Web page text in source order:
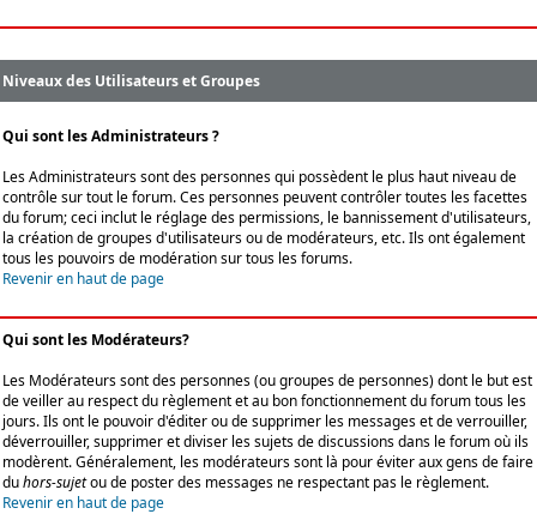
Niveaux des Utilisateurs et Groupes
Qui sont les Administrateurs ?
Les Administrateurs sont des personnes qui possèdent le plus haut niveau de
contrôle sur tout le forum. Ces personnes peuvent contrôler toutes les facettes
du forum; ceci inclut le réglage des permissions, le bannissement d'utilisateurs,
la création de groupes d'utilisateurs ou de modérateurs, etc. Ils ont également
tous les pouvoirs de modération sur tous les forums.
Revenir en haut de page
Qui sont les Modérateurs?
Les Modérateurs sont des personnes (ou groupes de personnes) dont le but est
de veiller au respect du règlement et au bon fonctionnement du forum tous les
jours. Ils ont le pouvoir d'éditer ou de supprimer les messages et de verrouiller,
déverrouiller, supprimer et diviser les sujets de discussions dans le forum où ils
modèrent. Généralement, les modérateurs sont là pour éviter aux gens de faire
duhors-sujetou de poster des messages ne respectant pas le règlement.
Revenir en haut de page